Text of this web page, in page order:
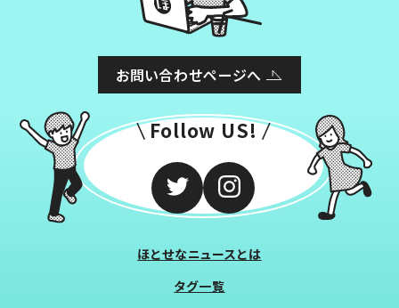
お問い合わせページへ
Follow US!
ほとせなニュースとは
タグ一覧